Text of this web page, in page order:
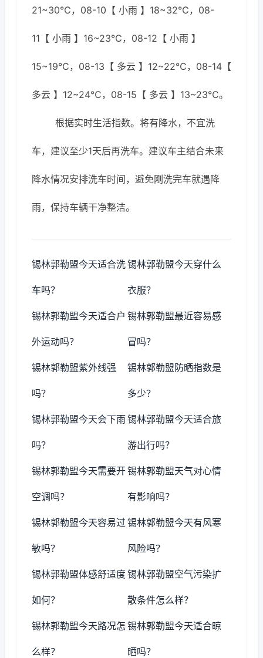
21~30℃，08-10【 小雨 】18~32℃，08-
11【 小雨 】16~23℃，08-12【 小雨 】
15~19℃，08-13【 多云 】12~22℃，08-14【
多云 】12~24℃，08-15【 多云 】13~23℃。
根据实时生活指数。将有降水，不宜洗
车，建议至少1天后再洗车。建议车主结合未来
降水情况安排洗车时间，避免刚洗完车就遇降
雨，保持车辆干净整洁。
锡林郭勒盟今天适合洗
车吗？
锡林郭勒盟今天穿什么
衣服？
锡林郭勒盟今天适合户
外运动吗？
锡林郭勒盟最近容易感
冒吗？
锡林郭勒盟紫外线强
吗？
锡林郭勒盟防晒指数是
多少？
锡林郭勒盟今天会下雨
吗？
锡林郭勒盟今天适合旅
游出行吗？
锡林郭勒盟今天需要开
空调吗？
锡林郭勒盟天气对心情
有影响吗？
锡林郭勒盟今天容易过
敏吗？
锡林郭勒盟今天有风寒
风险吗？
锡林郭勒盟体感舒适度
如何？
锡林郭勒盟空气污染扩
散条件怎么样？
锡林郭勒盟今天路况怎
么样？
锡林郭勒盟今天适合晾
晒吗？